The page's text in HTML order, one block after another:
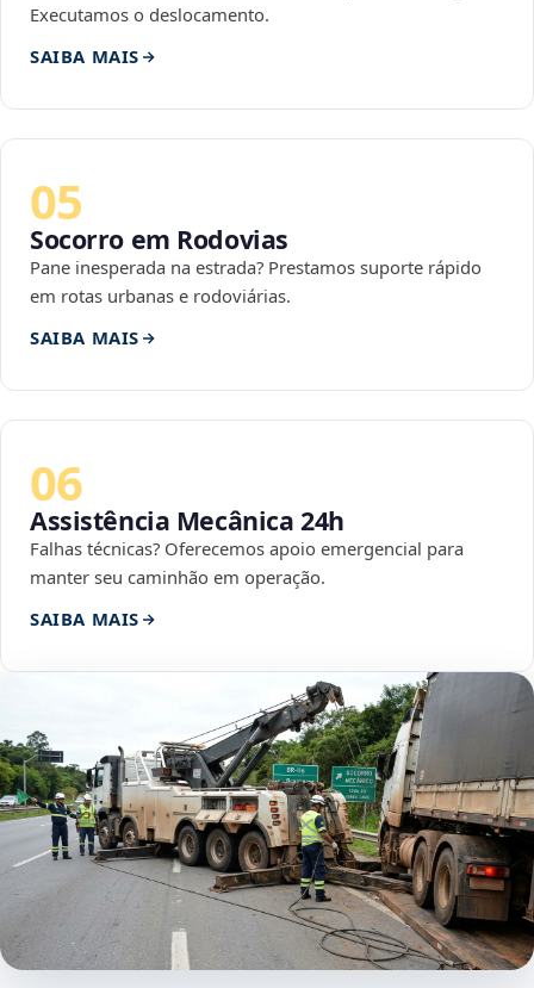
Executamos o deslocamento.
SAIBA MAIS
05
Socorro em Rodovias
Pane inesperada na estrada? Prestamos suporte rápido
em rotas urbanas e rodoviárias.
SAIBA MAIS
06
Assistência Mecânica 24h
Falhas técnicas? Oferecemos apoio emergencial para
manter seu caminhão em operação.
SAIBA MAIS